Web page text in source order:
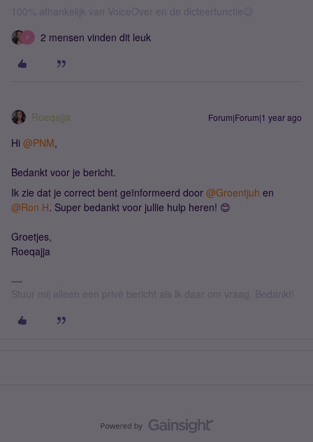
100% afhankelijk van VoiceOver en de dicteerfunctie😉
P 2 mensen vinden dit leuk
Roeqajja Forum|Forum|1 year ago
Hi ​ @PNM,
Bedankt voor je bericht.
Ik zie dat je correct bent geïnformeerd door ​ @Groentjuh en ​
@Ron H. Super bedankt voor jullie hulp heren! 😊
Groetjes,
Roeqajja
Stuur mij alleen een privé bericht als ik daar om vraag. Bedankt!